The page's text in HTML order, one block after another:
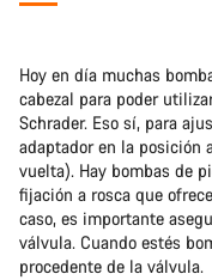
Hoy en día muchas
cabezal para poder
Schrader. Eso sí, para
adaptador en la posición
vuelta). Hay bombas de
fijación a rosca que
caso, es importante
válvula. Cuando estés
procedente de la válvula.